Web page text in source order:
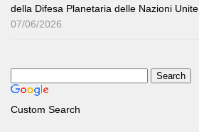
della Difesa Planetaria delle Nazioni Unite.
07/06/2026
Custom Search